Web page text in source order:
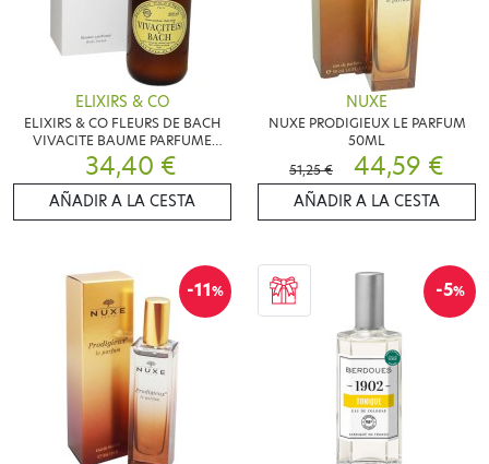
ELIXIRS & CO
ELIXIRS & CO FLEURS DE BACH
VIVACITE BAUME PARFUME
200ML
34,40 €
AÑADIR A LA CESTA
NUXE
NUXE PRODIGIEUX LE PARFUM
50ML
51,25 €
44,59 €
AÑADIR A LA CESTA
-11% -5%